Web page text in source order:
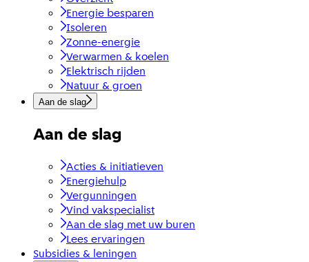
Energie besparen
Isoleren
Zonne-energie
Verwarmen & koelen
Elektrisch rijden
Natuur & groen
Aan de slag
Aan de slag
Acties & initiatieven
Energiehulp
Vergunningen
Vind vakspecialist
Aan de slag met uw buren
Lees ervaringen
Subsidies & leningen